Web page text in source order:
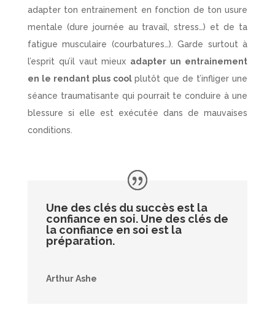
adapter ton entrainement en fonction de ton usure
mentale (dure journée au travail, stress…) et de ta
fatigue musculaire (courbatures…). Garde surtout à
l’esprit qu’il vaut mieux adapter un entrainement
en le rendant plus coolplutôt que de t’infliger une
séance traumatisante qui pourrait te conduire à une
blessure si elle est exécutée dans de mauvaises
conditions.
Une des clés du succès est la
confiance en soi. Une des clés de
la confiance en soi est la
préparation.
Arthur Ashe